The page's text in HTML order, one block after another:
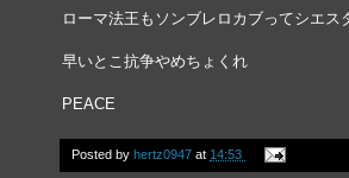
ローマ法王もソンブレロカブってシエス
早いとこ抗争やめちょくれ
PEACE
Posted by hertz0947 at 14:53